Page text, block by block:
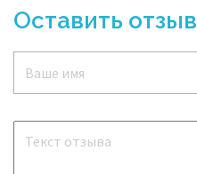
Оставить отзыв